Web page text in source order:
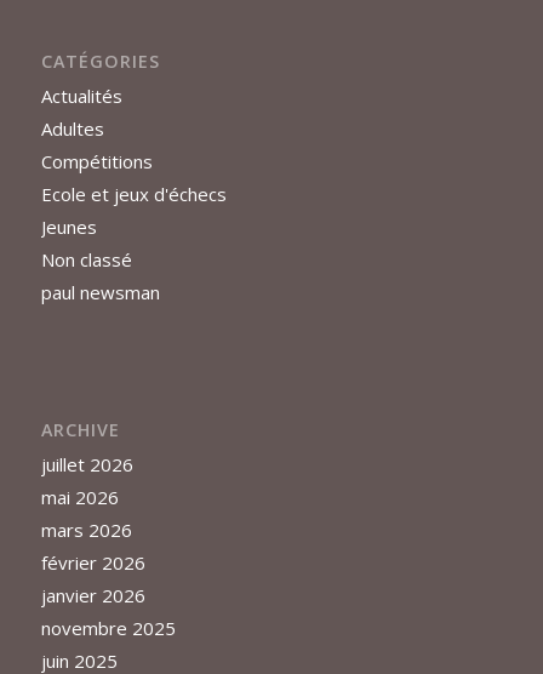
CATÉGORIES
Actualités
Adultes
Compétitions
Ecole et jeux d'échecs
Jeunes
Non classé
paul newsman
ARCHIVE
juillet 2026
mai 2026
mars 2026
février 2026
janvier 2026
novembre 2025
juin 2025